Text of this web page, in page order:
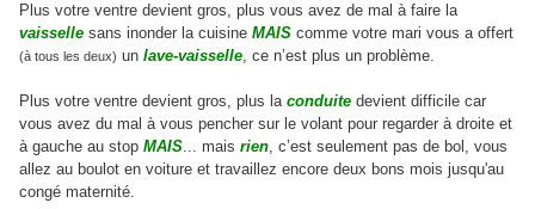
Plus votre ventre devient gros, plus vous avez de mal à faire la
vaisselle sans inonder la cuisine MAIS comme votre mari vous a offert
(à tous les deux) un lave-vaisselle, ce n’est plus un problème.
Plus votre ventre devient gros, plus la conduite devient difficile car
vous avez du mal à vous pencher sur le volant pour regarder à droite et
à gauche au stop MAIS... mais rien, c’est seulement pas de bol, vous
allez au boulot en voiture et travaillez encore deux bons mois jusqu'au
congé maternité.